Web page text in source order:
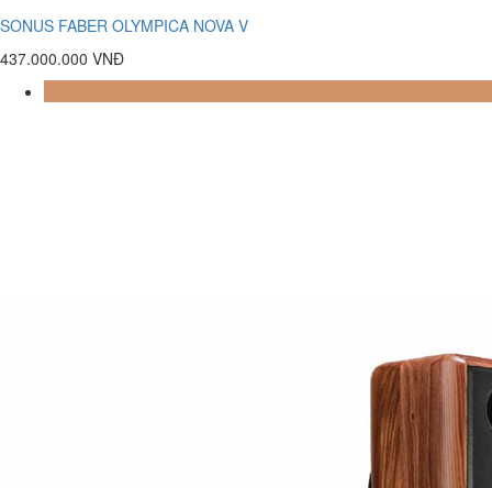
SONUS FABER OLYMPICA NOVA V
437.000.000 VNĐ